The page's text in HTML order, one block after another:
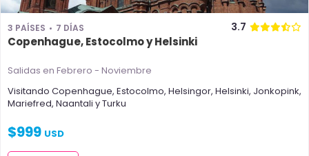
3 PAÍSES 7 DÍAS 3.7
Copenhague, Estocolmo y Helsinki
Salidas en Febrero - Noviembre
Visitando Copenhague, Estocolmo, Helsingor, Helsinki, Jonkopink,
Mariefred, Naantali yTurku
$999 USD